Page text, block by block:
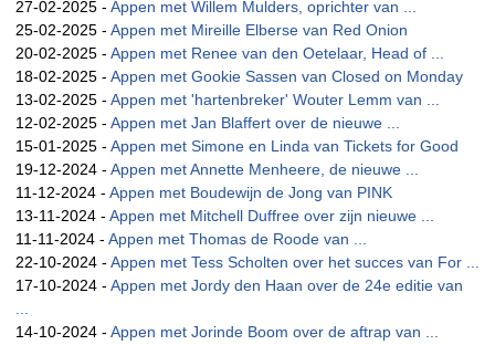
27-02-2025 - Appen met Willem Mulders, oprichter van ...
25-02-2025 - Appen met Mireille Elberse van Red Onion
20-02-2025 - Appen met Renee van den Oetelaar, Head of ...
18-02-2025 - Appen met Gookie Sassen van Closed on Monday
13-02-2025 - Appen met 'hartenbreker' Wouter Lemm van ...
12-02-2025 - Appen met Jan Blaffert over de nieuwe ...
15-01-2025 - Appen met Simone en Linda van Tickets for Good
19-12-2024 - Appen met Annette Menheere, de nieuwe ...
11-12-2024 - Appen met Boudewijn de Jong van PINK
13-11-2024 - Appen met Mitchell Duffree over zijn nieuwe ...
11-11-2024 - Appen met Thomas de Roode van ...
22-10-2024 - Appen met Tess Scholten over het succes van For ...
17-10-2024 - Appen met Jordy den Haan over de 24e editie van
14-10-2024 - Appen met Jorinde Boom over de aftrap van ...